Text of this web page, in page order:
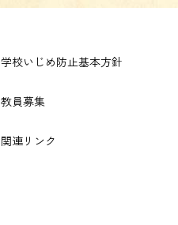
学校いじめ防止基本方針
教員募集
関連リンク